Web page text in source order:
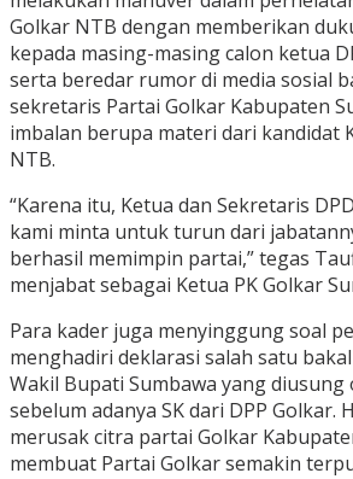
Golkar NTB dengan memberikan
kepada masing-masing calon ketua
serta beredar rumor di media sosial
sekretaris Partai Golkar Kabupaten
imbalan berupa materi dari kandidat
NTB.
“Karena itu, Ketua dan Sekretaris
kami minta untuk turun dari
berhasil memimpin partai,” tegas
menjabat sebagai Ketua PK Golkar
Para kader juga menyinggung soal
menghadiri deklarasi salah satu
Wakil Bupati Sumbawa yang
sebelum adanya SK dari DPP Golkar.
merusak citra partai Golkar
membuat Partai Golkar semakin